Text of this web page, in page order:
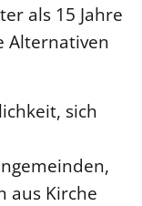
als 15 Jahre
Alternativen
sich
aus Kirche